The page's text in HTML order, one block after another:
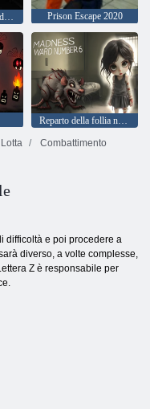
Cinque notti alla Old Toy Factory 2020 Prison Escape 2020
Reparto della follia numero 6
Lotta
Combattimento
difficoltà e poi procedere a
diverso, a volte complesse,
Z è responsabile per